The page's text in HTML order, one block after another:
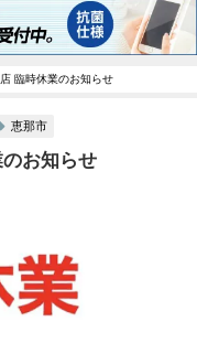
臨時休業のお知らせ
恵那市
お知らせ